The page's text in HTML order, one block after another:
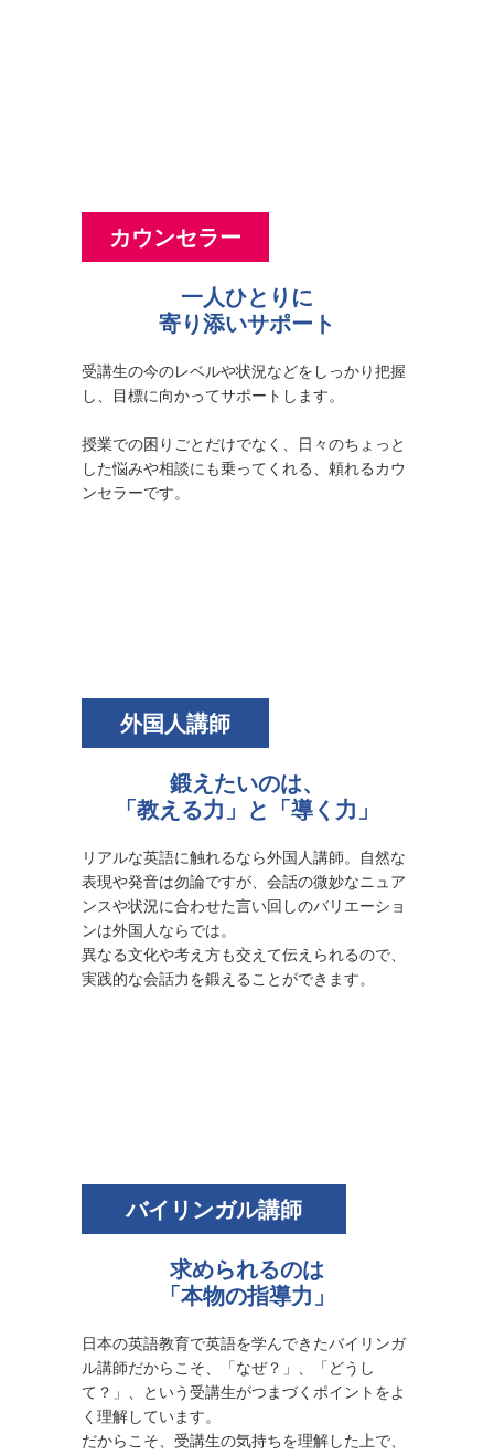
カウンセラー
一人ひとりに
寄り添いサポート
受講生の今のレベルや状況などをしっかり把握
し、目標に向かってサポートします。
授業での困りごとだけでなく、日々のちょっと
した悩みや相談にも乗ってくれる、頼れるカウ
ンセラーです。
外国人講師
鍛えたいのは、
「教える力」と「導く力」
リアルな英語に触れるなら外国人講師。自然な
表現や発音は勿論ですが、会話の微妙なニュア
ンスや状況に合わせた言い回しのバリエーショ
ンは外国人ならでは。
異なる文化や考え方も交えて伝えられるので、
実践的な会話力を鍛えることができます。
バイリンガル講師
求められるのは
「本物の指導力」
日本の英語教育で英語を学んできたバイリンガ
ル講師だからこそ、「なぜ？」、「どうし
て？」、という受講生がつまづくポイントをよ
く理解しています。
だからこそ、受講生の気持ちを理解した上で、